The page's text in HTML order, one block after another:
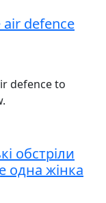
air defence
defence to
обстріли
одна жінка